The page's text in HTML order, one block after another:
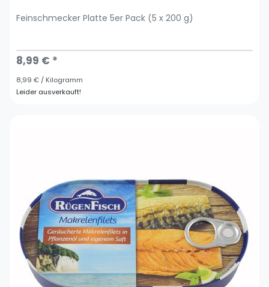
Feinschmecker Platte 5er Pack (5 x 200 g)
8,99 € *
8,99 € / Kilogramm
Leider ausverkauft!